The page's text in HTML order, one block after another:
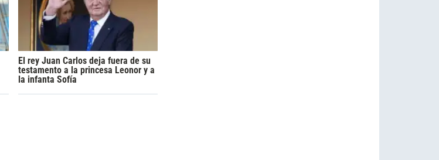
El rey Juan Carlos deja fuera de su
testamento a la princesa Leonor y a
la infanta Sofía